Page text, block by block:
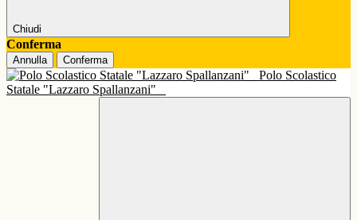
Chiudi
Conferma
Annulla Conferma
Polo Scolastico
Statale "Lazzaro Spallanzani"